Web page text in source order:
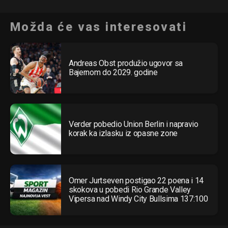
Možda će vas interesovati
Andreas Obst produžio ugovor sa
Bajernom do 2029. godine
Verder pobedio Union Berlin i napravio
korak ka izlasku iz opasne zone
Omer Jurtseven postigao 22 poena i 14
skokova u pobedi Rio Grande Valley
Vipersa nad Windy City Bullsima 137:100